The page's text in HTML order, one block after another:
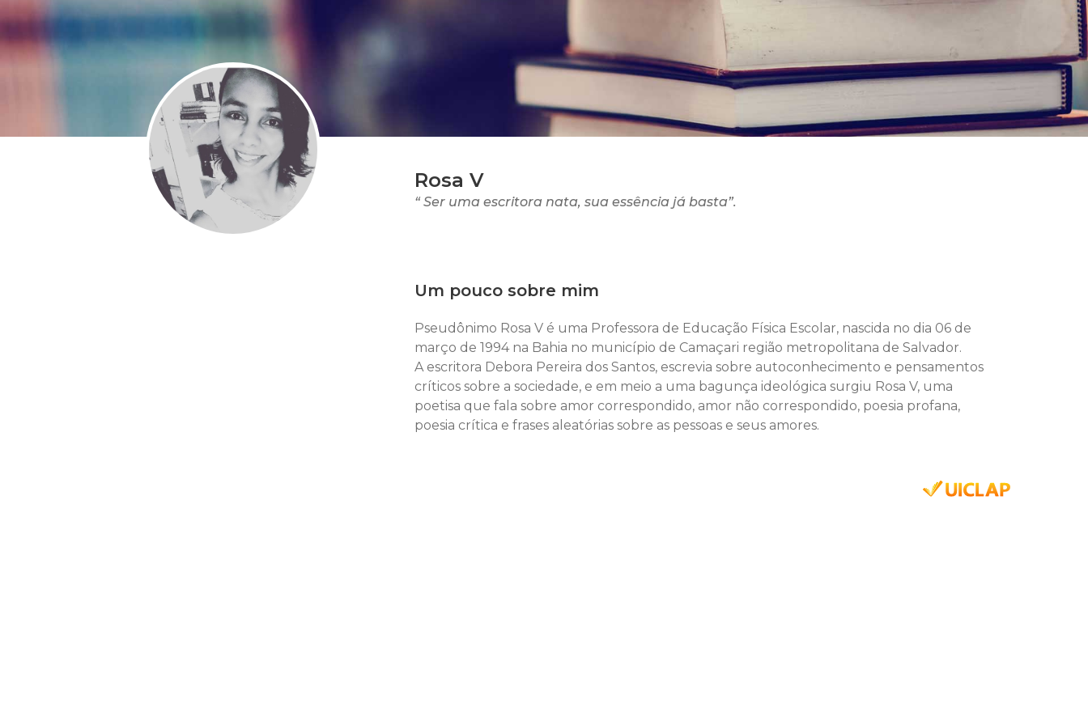
Rosa V
“ Ser uma escritora nata, sua essência já basta”.
Um pouco sobre mim
Pseudônimo Rosa V é uma Professora de Educação Física Escolar, nascida no dia 06 de
março de 1994 na Bahia no município de Camaçari região metropolitana de Salvador.
A escritora Debora Pereira dos Santos, escrevia sobre autoconhecimento e pensamentos
críticos sobre a sociedade, e em meio a uma bagunça ideológica surgiu Rosa V, uma
poetisa que fala sobre amor correspondido, amor não correspondido, poesia profana,
poesia crítica e frases aleatórias sobre as pessoas e seus amores.